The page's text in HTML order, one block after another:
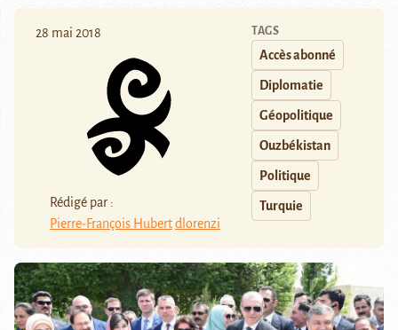
28 mai 2018
Rédigé par :
Pierre-François Hubertdlorenzi
TAGS
Accès abonné
Diplomatie
Géopolitique
Ouzbékistan
Politique
Turquie